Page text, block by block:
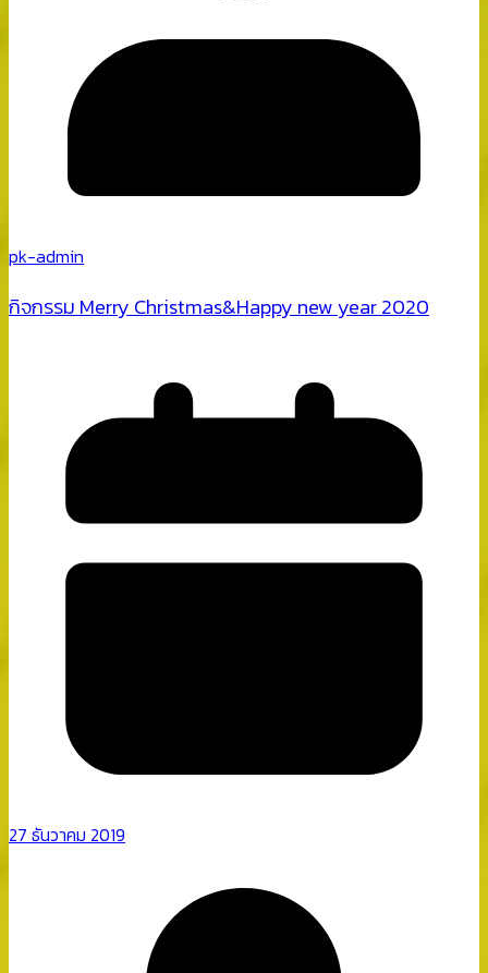
pk-admin
กิจกรรม Merry Christmas&Happy new year 2020
27 ธันวาคม 2019